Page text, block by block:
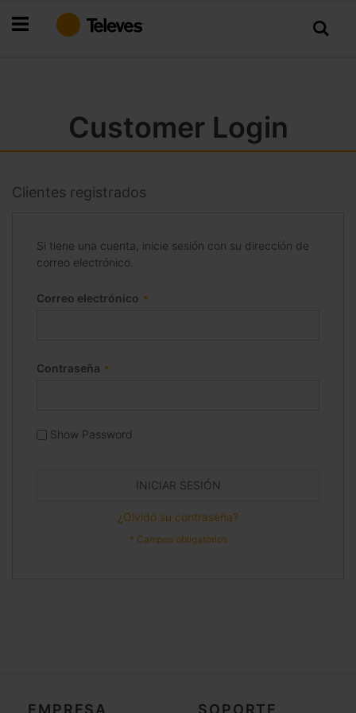
al
Customer Login
Clientes registrados
Si tiene una cuenta, inicie sesión con su dirección de
correo electrónico.
Correo electrónico
Contraseña
Show Password
INICIAR SESIÓN
¿Olvidó su contraseña?